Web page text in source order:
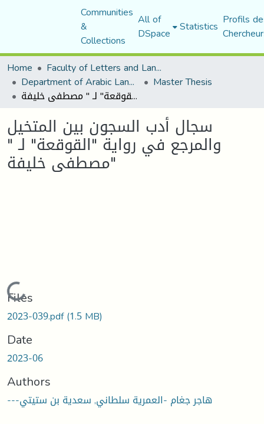
Communities
&
Collections
All of
DSpace Statistics Profils
Home
Faculty of Letters and Languages
Department of Arabic Language and Literature Master Thesis
سجال أدب السجون بين المتخيل والمرجع في رواية "القوقعة" لـ " مصطفى خليفة"
سجال أدب السجون بين المتخيل
والمرجع في رواية "القوقعة" لـ "
مصطفى خليفة"
Loading...
Files
2023-039.pdf(1.5 MB)
Date
2023-06
Authors
---هاجر جغام -العمرية سلطاني, سعدية بن ستيتي